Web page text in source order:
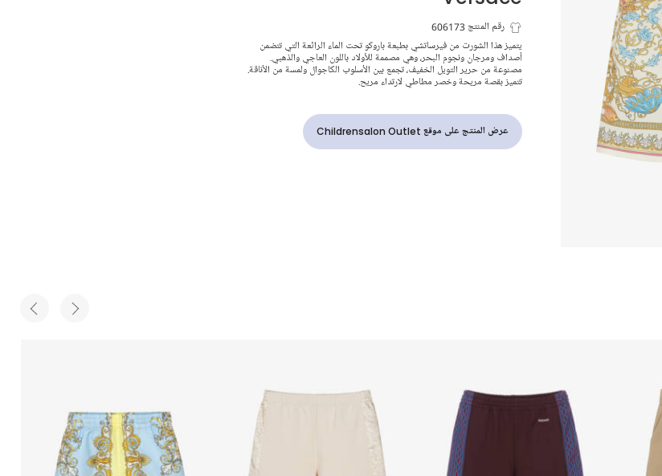
شورت حرير بطبعة
باروكو لون عاجي وذهبي
للأولاد
رقم المنتج 606173
يتميز هذا الشورت من فيرساتشي بطبعة باروكو تحت الماء الرائعة التي تتضمن
أصداف ومرجان ونجوم البحر، وهي مصممة للأولاد باللون العاجي والذهبي.
مصنوعة من حرير التويل الخفيف، تجمع بين الأسلوب الكاجوال ولمسة من الأناقة.
تتميز بقصة مريحة وخصر مطاطي لارتداء مريح.
عرض المنتج على موقع Childrensalon Outlet